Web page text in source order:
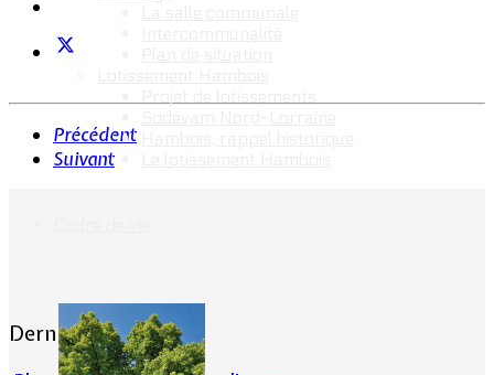
Précédent
Suivant
Dernières actualités